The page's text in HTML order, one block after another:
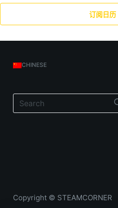
订阅日历
CHINESE
Copyright © STEAMCORNER